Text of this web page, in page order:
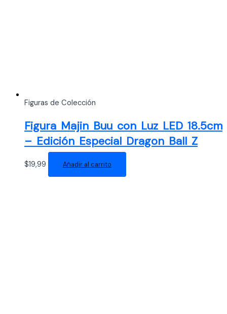
Figuras de Colección
Figura Majin Buu con Luz LED 18.5cm
– Edición Especial Dragon Ball Z
$19,99 Añadir al carrito